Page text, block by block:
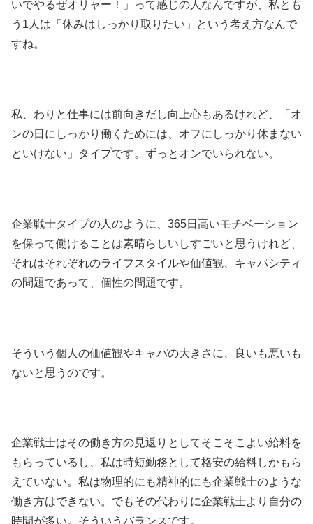
いでやるぜオリャー！」って感じの人なんですが、私とも
う1人は「休みはしっかり取りたい」という考え方なんで
すね。
私、わりと仕事には前向きだし向上心もあるけれど、「オ
ンの日にしっかり働くためには、オフにしっかり休まない
といけない」タイプです。ずっとオンでいられない。
企業戦士タイプの人のように、365日高いモチベーション
を保って働けることは素晴らしいしすごいと思うけれど、
それはそれぞれのライフスタイルや価値観、キャパシティ
の問題であって、個性の問題です。
そういう個人の価値観やキャパの大きさに、良いも悪いも
ないと思うのです。
企業戦士はその働き方の見返りとしてそこそこよい給料を
もらっているし、私は時短勤務として格安の給料しかもら
えていない。私は物理的にも精神的にも企業戦士のような
働き方はできない。でもその代わりに企業戦士より自分の
時間が多い。そういうバランスです。